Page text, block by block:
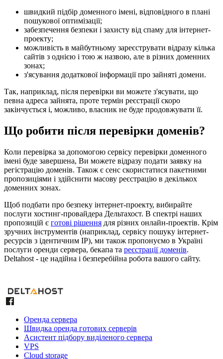
швидкий підбір доменного імені, відповідного в плані
пошукової оптимізації;
забезпечення безпеки і захисту від спаму для інтернет-
проекту;
можливість в майбутньому зареєструвати відразу кілька
сайтів з однією і тою ж назвою, але в різних доменних
зонах;
з'ясування додаткової інформації про зайняті домени.
Так, наприклад, після перевірки ви можете з'ясувати, що
певна адреса зайнята, проте термін реєстрації скоро
закінчується і, можливо, власник не буде продовжувати її.
Що робити після перевірки доменів?
Коли перевірка за допомогою сервісу перевірки доменного
імені буде завершена, Ви можете відразу подати заявку на
регістрацію доменів. Також є сенс скористатися пакетними
пропозиціями і здійснити масову реєстрацію в декількох
доменних зонах.
Щоб подбати про безпеку інтернет-проекту, вибирайте
послуги хостинг-провайдера Дельтахост. В спектрі наших
пропозицій є готові рішення для різних онлайн-проектів. Крім
зручних інструментів (наприклад, сервісу пошуку інтернет-
ресурсів з ідентичним IP), ми також пропонуємо в Україні
послуги оренди сервера, бекапа та реєстрації доменів.
Deltahost - це надійна і безперебійна робота вашого сайту.
Оренда сервера
Швидка оренда готових серверів
Асистент підбору виділеного сервера
VPS
Cloud storage